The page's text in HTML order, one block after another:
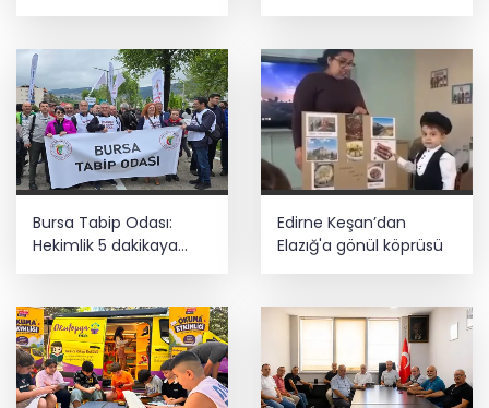
Bursa Tabip Odası:
Hekimlik 5 dakikaya
Edirne Keşan’dan
Elazığ'a gönül köprüsü